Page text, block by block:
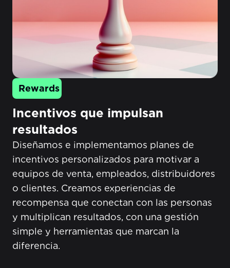
Rewards
Incentivos que impulsan
resultados​
Diseñamos e implementamos planes de
incentivos personalizados para motivar a
equipos de venta, empleados, distribuidores
o clientes. Creamos experiencias de
recompensa que conectan con las personas
y multiplican resultados, con una gestión
simple y herramientas que marcan la
diferencia.